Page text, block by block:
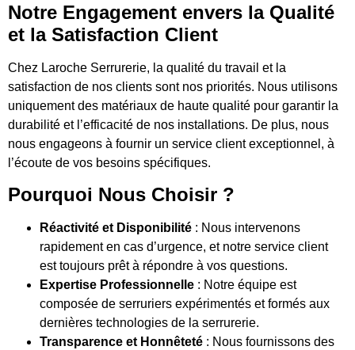
Notre Engagement envers la Qualité
et la Satisfaction Client
Chez Laroche Serrurerie, la qualité du travail et la
satisfaction de nos clients sont nos priorités. Nous utilisons
uniquement des matériaux de haute qualité pour garantir la
durabilité et l’efficacité de nos installations. De plus, nous
nous engageons à fournir un service client exceptionnel, à
l’écoute de vos besoins spécifiques.
Pourquoi Nous Choisir ?
Réactivité et Disponibilité : Nous intervenons
rapidement en cas d’urgence, et notre service client
est toujours prêt à répondre à vos questions.
Expertise Professionnelle : Notre équipe est
composée de serruriers expérimentés et formés aux
dernières technologies de la serrurerie.
Transparence et Honnêteté : Nous fournissons des